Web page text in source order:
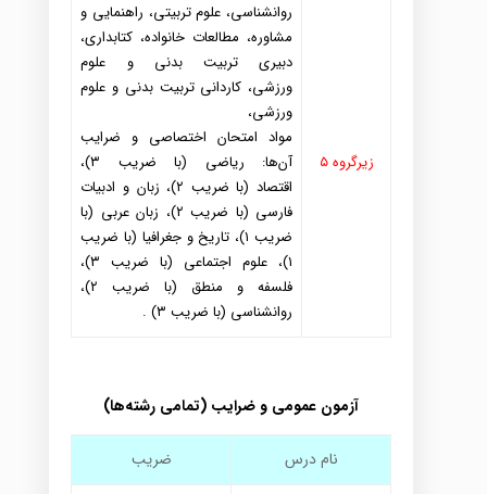
زیرگروه ۵
روانشناسی، علوم تربیتی، راهنمایی و
مشاوره، مطالعات خانواده، کتابداری،
دبیری تربیت بدنی و علوم
ورزشی، کاردانی تربیت بدنی و علوم
ورزشی،
مواد امتحان اختصاصی و ضرایب
آن
ها: ریاضی (با ضریب ۳)،
اقتصاد (با ضریب ۲)، زبان و اد
بیات
فارسی (با ضریب ۲)، زبان عربی (با
ضریب ۱)، تاریخ و جغرافیا (با ضریب
۱)، علوم اجتماعی (با ضریب ۳)،
فلسفه و منطق (با ضریب ۲)،
روانشناسی (با ضریب ۳) .
آزمون عمومی و ضرایب (تمامی رشته‌ها)
نام درس ضریب